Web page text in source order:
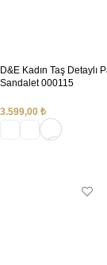
D&E Kadın Taş Detaylı
Sandalet 000115
3.599,00 ₺